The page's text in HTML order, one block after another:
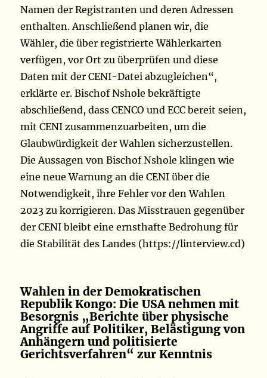
Namen der Registranten und deren Adressen
enthalten. Anschließend planen wir, die
Wähler, die über registrierte Wählerkarten
verfügen, vor Ort zu überprüfen und diese
Daten mit der CENI-Datei abzugleichen“,
erklärte er. Bischof Nshole bekräftigte
abschließend, dass CENCO und ECC bereit seien,
mit CENI zusammenzuarbeiten, um die
Glaubwürdigkeit der Wahlen sicherzustellen.
Die Aussagen von Bischof Nshole klingen wie
eine neue Warnung an die CENI über die
Notwendigkeit, ihre Fehler vor den Wahlen
2023 zu korrigieren. Das Misstrauen gegenüber
der CENI bleibt eine ernsthafte Bedrohung für
die Stabilität des Landes (https://linterview.cd)
Wahlen in der Demokratischen
Republik Kongo: Die USA nehmen mit
Besorgnis „Berichte über physische
Angriffe auf Politiker, Belästigung von
Anhängern und politisierte
Gerichtsverfahren“ zur Kenntnis